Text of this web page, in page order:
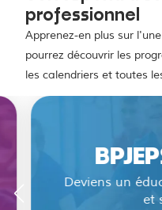
professionnel
Apprenez-en plus sur
pourrez découvrir les
les calendriers et toutes
Deviens un
et